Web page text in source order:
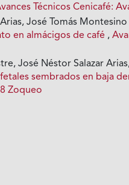
Técnicos Cenicafé:
José Tomás
en almácigos de café ,
José Néstor Salazar
sembrados en baja
Zoqueo